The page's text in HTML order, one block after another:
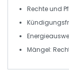
Rechte und
Mängel: